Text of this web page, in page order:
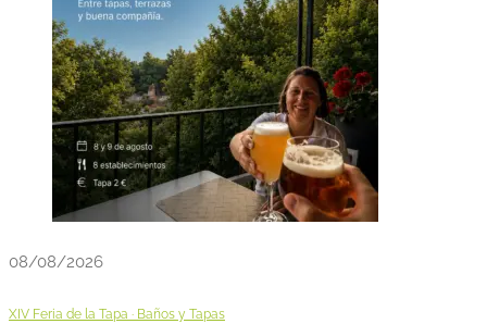
08/08/2026
XIV Feria de la Tapa · Baños y Tapas